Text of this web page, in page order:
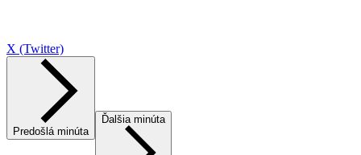
X (Twitter)
Predošlá minúta
Ďalšia minúta